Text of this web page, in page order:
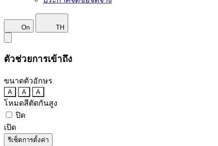
On TH
ตัวช่วยการเข้าถึง
ขนาดตัวอักษร
A A A
โหมดสีตัดกันสูง
ปิด
เปิด
รีเซ็ตการตั้งค่า